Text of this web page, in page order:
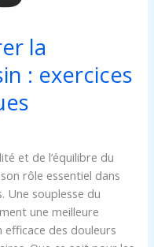
la
: exercices
et de l’équilibre du
rôle essentiel dans
Une souplesse du
une meilleure
des douleurs